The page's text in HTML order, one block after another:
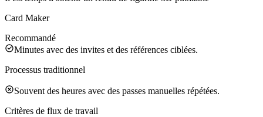
Card Maker
Recommandé
Minutes avec des invites et des références ciblées.
Processus traditionnel
Souvent des heures avec des passes manuelles répétées.
Critères de flux de travail